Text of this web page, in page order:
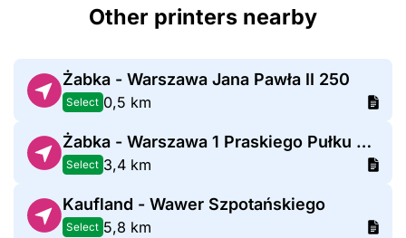
Other printers nearby
Żabka - Warszawa Jana Pawła II 250
Select 0,5 km
Żabka - Warszawa 1 Praskiego Pułku WP 38
Select 3,4 km
Kaufland - Wawer Szpotańskiego
Select 5,8 km